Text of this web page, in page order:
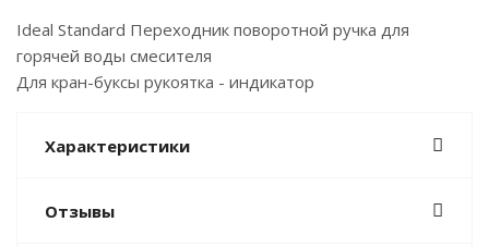
Ideal Standard Переходник поворотной ручка для
горячей воды смесителя
Для кран-буксы рукоятка - индикатор
Характеристики
Отзывы